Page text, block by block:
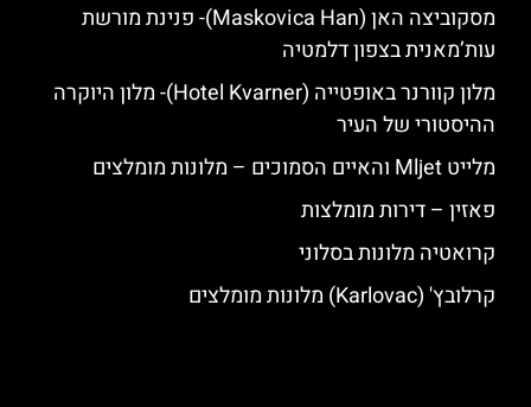
מסקוביצה האן (Maskovica Han)- פנינת מורשת
עות’מאנית בצפון דלמטיה
מלון קוורנר באופטייה (Hotel Kvarner)- מלון היוקרה
ההיסטורי של העיר
מלייט Mljet והאיים הסמוכים – מלונות מומלצים
פאזין – דירות מומלצות
קרואטיה מלונות בסלוני
קרלובץ' (Karlovac) מלונות מומלצים